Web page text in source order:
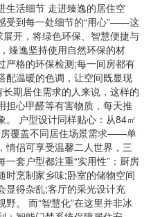
生活细节 走进臻逸的居住空
受到每一处细节的“用心”——这
展开，将绿色环保、智慧便捷与
臻逸坚持使用自然环保的材
严格的环保检测;每一间房都有
配温暖的色调，让空间既显现
期居住需求的人来说，这样的
心甲醛等有害物质，每天推
。 户型设计同样贴心：从84㎡
覆盖不同居住场景需求——单
情侣可享受温馨二人世界，三
套户型都注重“实用性”：厨房
时烹制家乡味;卧室的储物空间
显得杂乱;客厅的采光设计充
。 而“智慧化”在这里并非冰